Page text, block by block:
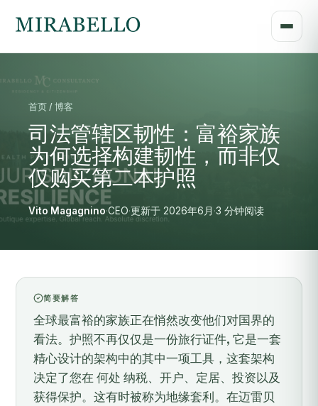
首页 / 博客
司法管辖区韧性：富裕家族
为何选择构建韧性，而非仅
仅购买第二本护照
Vito Magagnino·CEO·更新于 2026年6月 ·3 分钟阅读
简要解答
全球最富裕的家族正在悄然改变他们对国界的
看法。护照不再仅仅是一份旅行证件, 它是一套
精心设计的架构中的其中一项工具，这套架构
决定了您在 何处 纳税、开户、定居、投资以及
获得保护。这有时被称为地缘套利。在迈雷贝